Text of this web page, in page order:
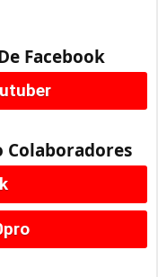
Facebook
Colaboradores